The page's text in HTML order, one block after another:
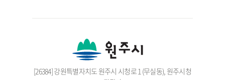
[26384] 강원특별자치도 원주시 시청로 1 (무실동), 원주시청